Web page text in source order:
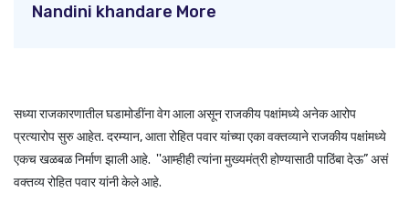
Nandini khandare More
सध्या राजकारणातील घडामोडींना वेग आला असून राजकीय पक्षांमध्ये अनेक आरोप
प्रत्यारोप सुरु आहेत. दरम्यान, आता रोहित पवार यांच्या एका वक्तव्याने राजकीय पक्षांमध्ये
एकच खळबळ निर्माण झाली आहे. ''आम्हीही त्यांना मुख्यमंत्री होण्यासाठी पाठिंबा देऊ” असं
वक्तव्य रोहित पवार यांनी केले आहे.